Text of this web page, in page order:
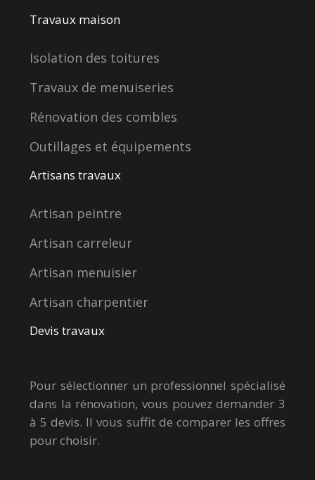
Travaux maison
Isolation des toitures
Travaux de menuiseries
Rénovation des combles
Outillages et équipements
Artisans travaux
Artisan peintre
Artisan carreleur
Artisan menuisier
Artisan charpentier
Devis travaux
Pour sélectionner un professionnel spécialisé
dans la rénovation, vous pouvez demander 3
à 5 devis. Il vous suffit de comparer les offres
pour choisir.